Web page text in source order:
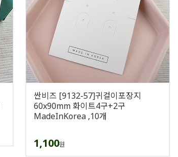
싼비즈 [9132-57]귀걸이포장지
60x90mm 화이트4구+2구
MadeInKorea ,10개
1,100원